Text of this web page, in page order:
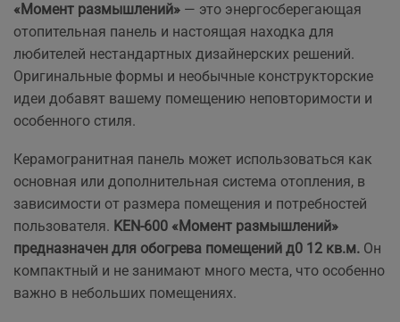
«Момент размышлений» — это энергосберегающая
отопительная панель и настоящая находка для
любителей нестандартных дизайнерских решений.
Оригинальные формы и необычные конструкторские
идеи добавят вашему помещению неповторимости и
особенного стиля.
Керамогранитная панель может использоваться как
основная или дополнительная система отопления, в
зависимости от размера помещения и потребностей
пользователя. KEN-600 «Момент размышлений»
предназначен для обогрева помещений д0 12 кв.м. Он
компактный и не занимают много места, что особенно
важно в небольших помещениях.